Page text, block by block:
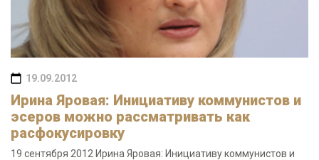
19.09.2012
Ирина Яровая: Инициативу коммунистов и
эсеров можно рассматривать как
расфокусировку
19 сентября 2012 Ирина Яровая: Инициативу коммунистов и